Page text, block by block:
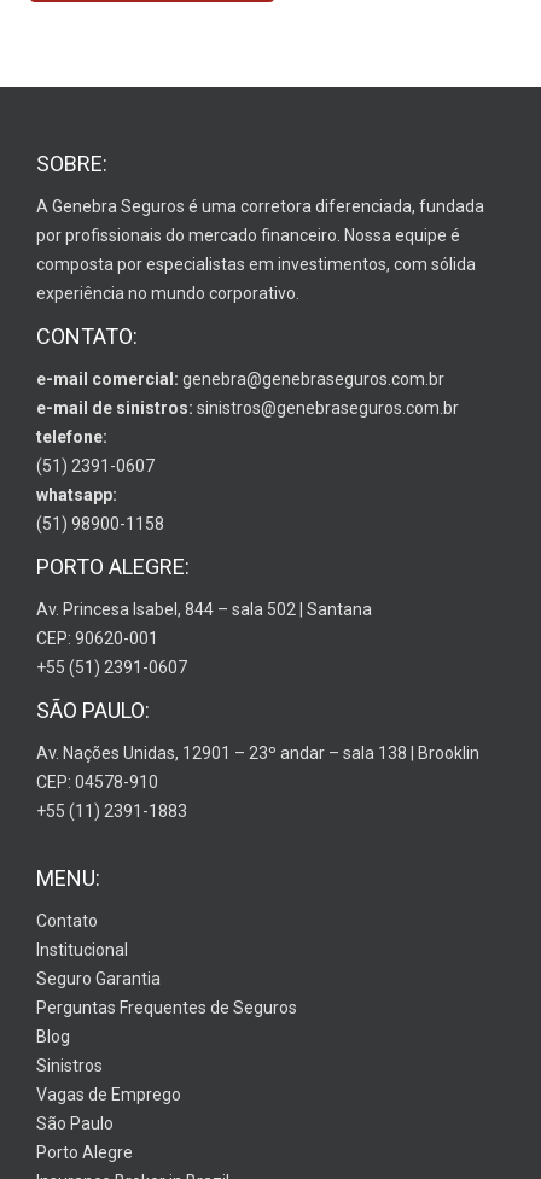
SOBRE:
A Genebra Seguros é uma corretora diferenciada, fundada
por profissionais do mercado financeiro. Nossa equipe é
composta por especialistas em investimentos, com sólida
experiência no mundo corporativo.
CONTATO:
e-mail comercial: genebra@genebraseguros.com.br
e-mail de sinistros: sinistros@genebraseguros.com.br
telefone:
(51) 2391-0607
whatsapp:
(51) 98900-1158
PORTO ALEGRE:
Av. Princesa Isabel, 844 – sala 502 | Santana
CEP: 90620-001
+55 (51) 2391-0607
SÃO PAULO:
Av. Nações Unidas, 12901 – 23º andar – sala 138 | Brooklin
CEP: 04578-910
+55 (11) 2391-1883
MENU:
Contato
Institucional
Seguro Garantia
Perguntas Frequentes de Seguros
Blog
Sinistros
Vagas de Emprego
São Paulo
Porto Alegre